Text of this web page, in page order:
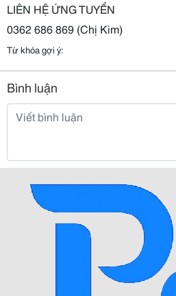
LIÊN HỆ ỨNG TUYỂN
0362 686 869 (Chị Kim)
Từ khóa gợi ý:
Bình luận